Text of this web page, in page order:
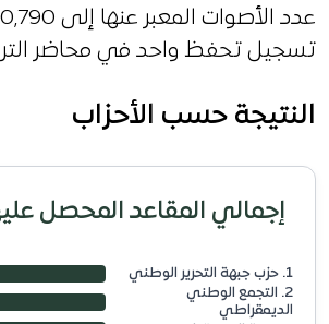
تسجيل تحفظ واحد في محاضر
النتيجة حسب الأحزاب
إجمالي المقاعد المحصل
1. حزب جبهة التحرير الوطني
2. التجمع الوطني
الديمقراطي